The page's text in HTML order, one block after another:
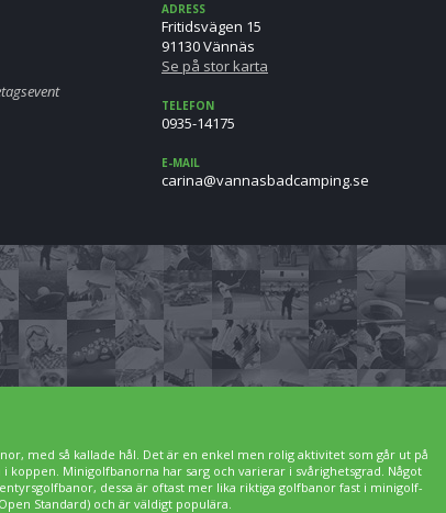
ADRESS
Fritidsvägen 15
91130 Vännäs
Se på stor karta
TELEFON
0935-14175
E-MAIL
es.gnipmacdabsannav@anirac
med så kallade hål. Det är en enkel men rolig aktivitet som går ut på
koppen. Minigolfbanorna har sarg och varierar i svårighetsgrad. Något
dessa är oftast mer lika riktiga golfbanor fast i minigolf-
Standard) och är väldigt populära.